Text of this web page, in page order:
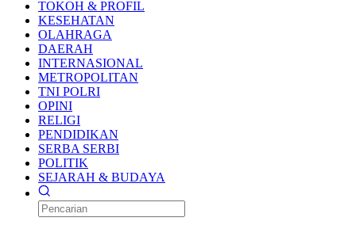
TOKOH & PROFIL
KESEHATAN
OLAHRAGA
DAERAH
INTERNASIONAL
METROPOLITAN
TNI POLRI
OPINI
RELIGI
PENDIDIKAN
SERBA SERBI
POLITIK
SEJARAH & BUDAYA